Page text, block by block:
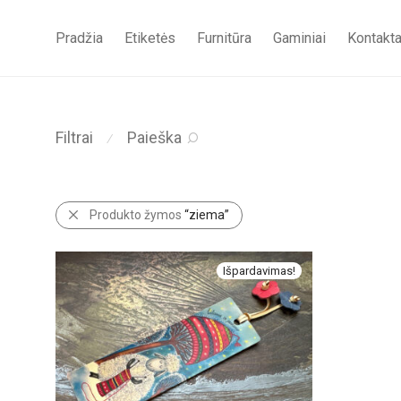
Pradžia Etiketės Furnitūra Gaminiai
Filtrai ⁄ Paieška
Produkto žymos “ziema”
Išpardavimas!